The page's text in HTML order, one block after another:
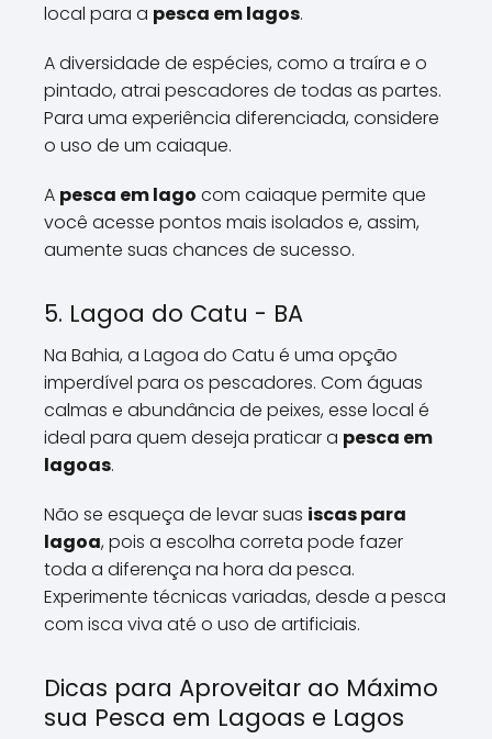
local para a pesca em lagos.
A diversidade de espécies, como a traíra e o
pintado, atrai pescadores de todas as partes.
Para uma experiência diferenciada, considere
o uso de um caiaque.
A pesca em lago com caiaque permite que
você acesse pontos mais isolados e, assim,
aumente suas chances de sucesso.
5. Lagoa do Catu - BA
Na Bahia, a Lagoa do Catu é uma opção
imperdível para os pescadores. Com águas
calmas e abundância de peixes, esse local é
ideal para quem deseja praticar a pesca em
lagoas.
Não se esqueça de levar suas iscas para
lagoa, pois a escolha correta pode fazer
toda a diferença na hora da pesca.
Experimente técnicas variadas, desde a pesca
com isca viva até o uso de artificiais.
Dicas para Aproveitar ao Máximo
sua Pesca em Lagoas e Lagos